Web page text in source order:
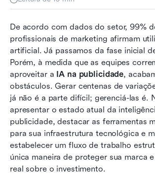
De acordo com dados do setor, 99%
profissionais de marketing afirmam
artificial. Já passamos da fase inicial
Porém, à medida que as equipes
aproveitar a IA na publicidade,
obstáculos. Gerar centenas de
já não é a parte difícil; gerenciá-las é.
apresentar o estado atual da
publicidade, destacar as ferramentas
para sua infraestrutura tecnológica e
estabelecer um fluxo de trabalho
única maneira de proteger sua marca
real sobre o investimento.
impulsionadas por IA
Riscos ocultos e desafios
Arquitetando sua pilha: Navegando
enxurrada atual de soluções
Habilidades e estratégias
adoção eficaz de IA
Eliminando conteúdo de IA de
por que o Lark se encaixa nos
trabalho de publicidade com
O futuro cenário da publicidade
por IA